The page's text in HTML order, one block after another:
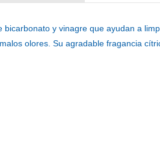
bicarbonato y vinagre que ayudan a
olores. Su agradable fragancia